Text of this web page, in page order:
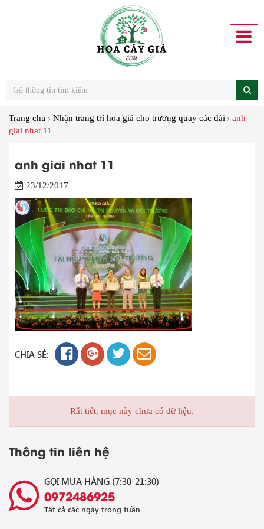
Trang chủ Nhận trang trí hoa giả cho trường quay các đài
anh
giai nhat 11
anh giai nhat 11
23/12/2017
CHIA SẺ:
Rất tiết, mục này chưa có dữ liệu.
Thông tin liên hệ
GỌI MUA HÀNG (7:30-21:30)
0972486925
Tất cả các ngày trong tuần